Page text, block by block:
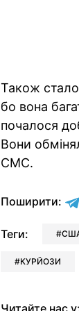
Також
бо вона
почалося
Вони
СМС.
Поширити:
Теги:
КУРЙОЗИ